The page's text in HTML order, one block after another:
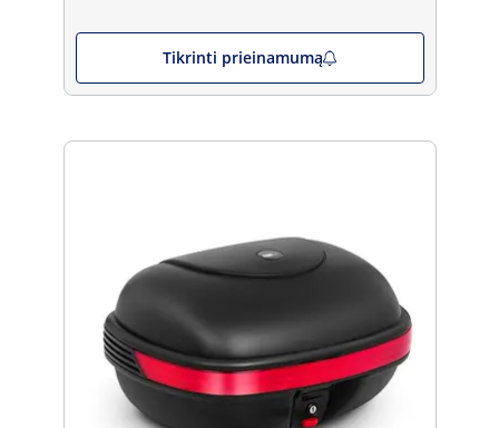
Tikrinti prieinamumą